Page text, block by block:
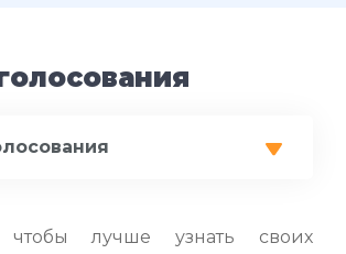
лучше узнать своих